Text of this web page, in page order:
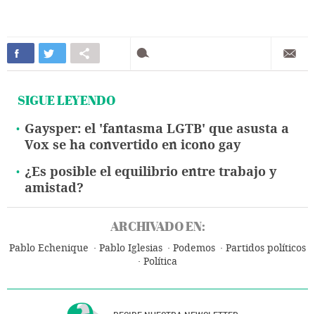
SIGUE LEYENDO
Gaysper: el 'fantasma LGTB' que asusta a
Vox se ha convertido en icono gay
¿Es posible el equilibrio entre trabajo y
amistad?
ARCHIVADO EN:
Pablo Echenique Pablo Iglesias Podemos
Partidos políticos
Política